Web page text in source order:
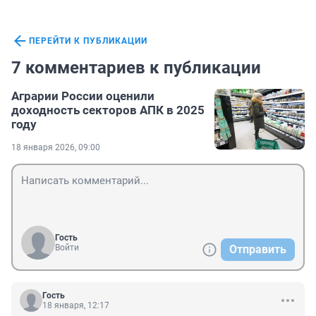
ПЕРЕЙТИ К ПУБЛИКАЦИИ
7 комментариев к публикации
Аграрии России оценили
доходность секторов АПК в 2025
году
18 января 2026, 09:00
Гость
Войти
Отправить
Гость
18 января, 12:17